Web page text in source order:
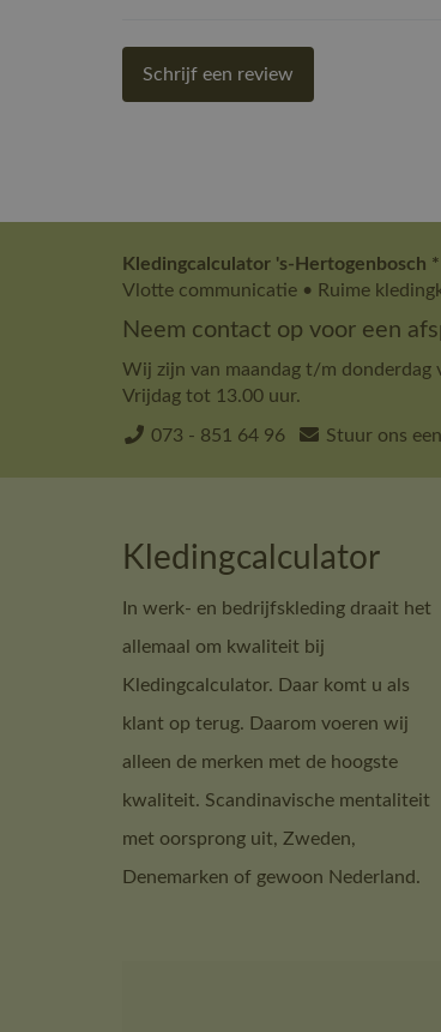
Schrijf een review
Kledingcalculator 's-Hertogenbosch
Vlotte communicatie • Ruime
Neem contact op voor een
Wij zijn van maandag t/m donderdag
Vrijdag tot 13.00 uur.
073 - 851 64 96 Stuur ons
Kledingcalculator
In werk- en bedrijfskleding draait het
allemaal om kwaliteit bij
Kledingcalculator. Daar komt u als
klant op terug. Daarom voeren wij
alleen de merken met de hoogste
kwaliteit. Scandinavische mentaliteit
met oorsprong uit, Zweden,
Denemarken of gewoon Nederland.